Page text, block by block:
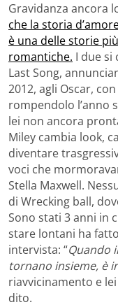
Gravidanza ancora
che la storia
è una delle storie
romantiche. I due si
Last Song,
2012, agli Oscar,
rompendolo l’anno
lei non ancora
Miley cambia look,
diventare
voci che
Stella Maxwell.
di Wrecking ball,
Sono stati 3 anni in
stare lontani ha
intervista: “Quando
tornano insieme, è
riavvicinamento e
dito.